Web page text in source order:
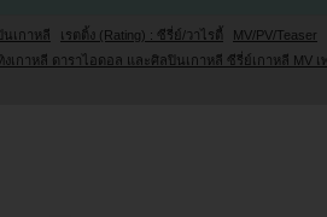
นเกาหลี เรตติ้ง (Rating) : ซีรี่ย์/วาไรตี้
MV/PV/Teaser
งเกาหลี ดาราไอดอล และศิลปินเกาหลี ซีรี่ย์เกาหลี MV